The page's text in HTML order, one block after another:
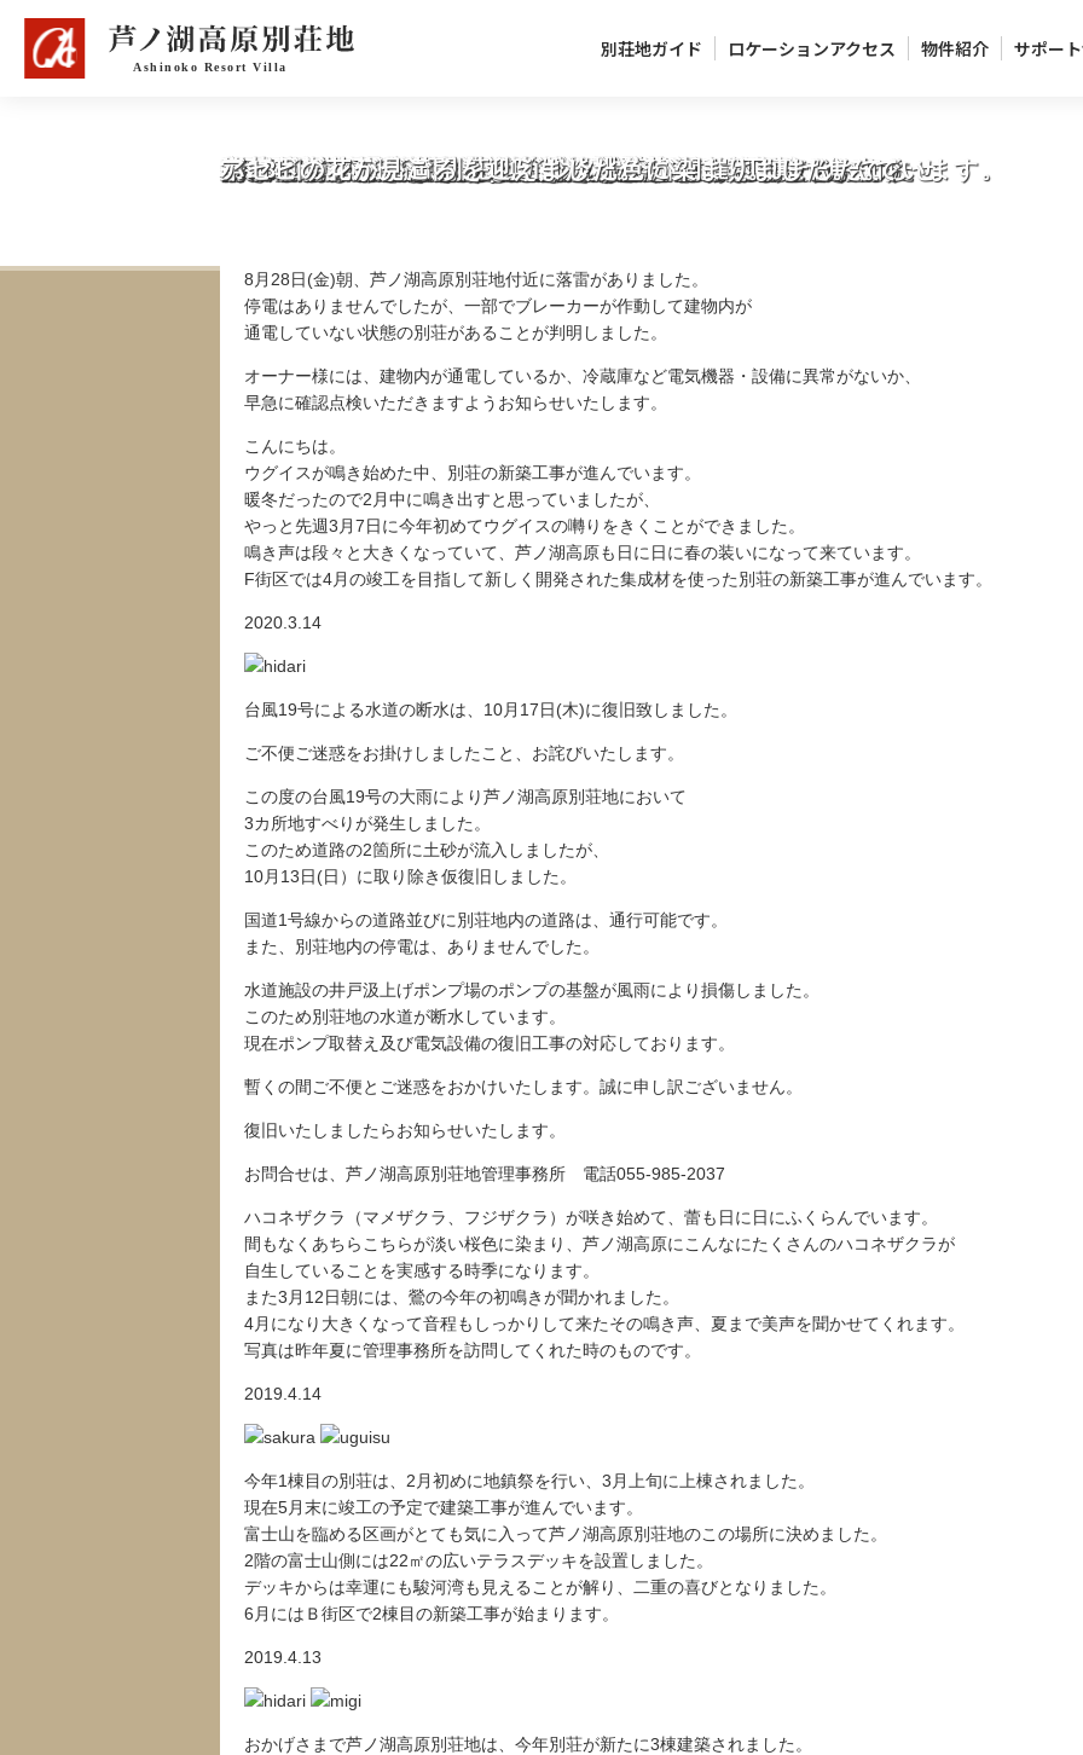
別荘地ガイド ロケーションアクセス 物件紹介 サポー
落雷による別荘の電気等の確認をお願いいたします。
8月28日(金)朝、芦ノ湖高原別荘地付近に落雷がありました。
停電はありませんでしたが、一部でブレーカーが作動して建物内が
通電していない状態の別荘があることが判明しました。
オーナー様には、建物内が通電しているか、冷蔵庫など電気機器・設備に異常がないか、
早急に確認点検いただきますようお知らせいたします。
ウグイスが鳴き始めた中、別荘の新築工事が進んでいます
こんにちは。
ウグイスが鳴き始めた中、別荘の新築工事が進んでいます。
暖冬だったので2月中に鳴き出すと思っていましたが、
やっと先週3月7日に今年初めてウグイスの囀りをきくことができました。
鳴き声は段々と大きくなっていて、芦ノ湖高原も日に日に春の装いになって来ています。
F街区では4月の竣工を目指して新しく開発された集成材を使った別荘の新築工事が進んでいます。
2020.3.14
断水復旧のお知らせ
台風19号による水道の断水は、10月17日(木)に復旧致しました。
ご不便ご迷惑をお掛けしましたこと、お詫びいたします。
台風19号の被害と水道の断水について
この度の台風19号の大雨により芦ノ湖高原別荘地において
3カ所地すべりが発生しました。
このため道路の2箇所に土砂が流入しましたが、
10月13日(日）に取り除き仮復旧しました。
国道1号線からの道路並びに別荘地内の道路は、通行可能です。
また、別荘地内の停電は、ありませんでした。
水道施設の井戸汲上げポンプ場のポンプの基盤が風雨により損傷しました。
このため別荘地の水道が断水しています。
現在ポンプ取替え及び電気設備の復旧工事の対応しております。
暫くの間ご不便とご迷惑をおかけいたします。誠に申し訳ございません。
復旧いたしましたらお知らせいたします。
お問合せは、芦ノ湖高原別荘地管理事務所 電話055-985-2037
ハコネザクラが咲き始め、鶯の声も大きくなりました
ハコネザクラ（マメザクラ、フジザクラ）が咲き始めて、蕾も日に日にふくらんでいます。
間もなくあちらこちらが淡い桜色に染まり、芦ノ湖高原にこんなにたくさんのハコネザクラが
自生していることを実感する時季になります。
また3月12日朝には、鶯の今年の初鳴きが聞かれました。
4月になり大きくなって音程もしっかりして来たその鳴き声、夏まで美声を聞かせてくれます。
写真は昨年夏に管理事務所を訪問してくれた時のものです。
2019.4.14
今年1棟目の別荘新築工事が着々と進んでいます
今年1棟目の別荘は、2月初めに地鎮祭を行い、3月上旬に上棟されました。
現在5月末に竣工の予定で建築工事が進んでいます。
富士山を臨める区画がとても気に入って芦ノ湖高原別荘地のこの場所に決めました。
2階の富士山側には22㎡の広いテラスデッキを設置しました。
デッキからは幸運にも駿河湾も見えることが解り、二重の喜びとなりました。
6月にはＢ街区で2棟目の新築工事が始まります。
2019.4.13
冬ならではの絶景と吉祥が観られます
おかげさまで芦ノ湖高原別荘地は、今年別荘が新たに3棟建築されました。
台風24号の影響について
台風13号による別荘地への大きな被害はありませんでした
台風12号による別荘地への大きな被害はありませんでした
サラサドウダンツツジが満開です。初夏の花次々と
F街区の別荘新築工事、上棟しました
第24回芦ノ湖高原別荘地ゴルフ大会が開催されました
マメザクラが咲き始め、高原に花見シーズン到来です
アセビの花が咲き、鶯も鳴き始めています
3月21日降雪となりましたが、普通タイヤで走行できます
1月22日積雪と別荘地の状況について
別荘地オーナー様へ ゴルフ場内のイノシシ駆除のお知らせ
別荘地オーナー様へ 静岡県の調査説明会延期について
別荘間もなく竣工します。そして2棟の新築工事が進んでいます。
台風22号の通過に伴う別荘地の被害は見られません。
台風21号の通過に伴う別荘地の被害は見られません。
9月28日朝、停電がありました。
スズメバチにご注意ください！
夏の花、山百合・令法(リョウブ)が満開です。
別荘の新築工事が、今年も始まりました。
今年もサンショウバラが咲き始めました。
第23回芦ノ湖高原別荘地ゴルフ大会が開催されました。
ハコネザクラが満開となり、淡桃色に染まりました。
アセビの花が見ごろを迎えました。